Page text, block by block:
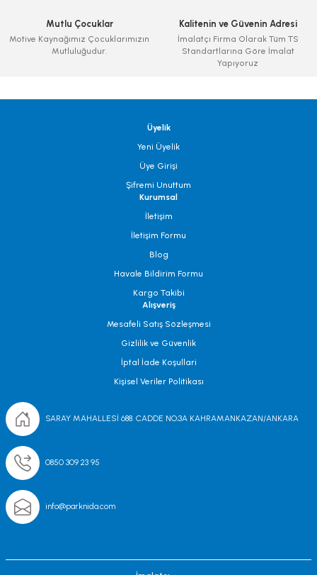
Mutlu Çocuklar
Motive Kaynağımız Çocuklarımızın
Mutluluğudur.
Kalitenin ve Güvenin Adresi
İmalatçı Firma Olarak Tüm TS
Standartlarına Göre İmalat
Yapıyoruz
Üyelik
Yeni Üyelik
Üye Girişi
Şifremi Unuttum
Kurumsal
İletişim
İletişim Formu
Blog
Havale Bildirim Formu
Kargo Takibi
Alışveriş
Mesafeli Satış Sözleşmesi
Gizlilik ve Güvenlik
İptal İade Koşullari
Kişisel Veriler Politikası
SARAY MAHALLESİ 688. CADDE NO;3A KAHRAMANKAZAN/ANKARA
0850 309 23 95
info@parknida.com